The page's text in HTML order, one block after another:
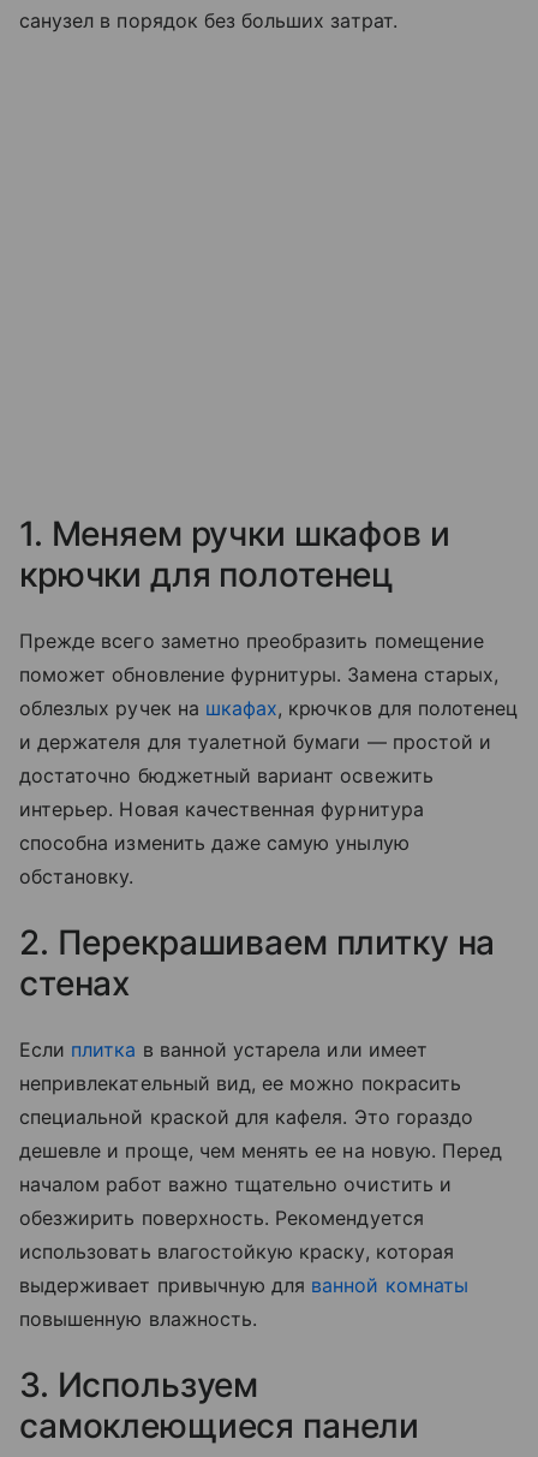
санузел в порядок без больших затрат.
1. Меняем ручки шкафов и
крючки для полотенец
Прежде всего заметно преобразить помещение
поможет обновление фурнитуры. Замена старых,
облезлых ручек на шкафах, крючков для полотенец
и держателя для туалетной бумаги — простой и
достаточно бюджетный вариант освежить
интерьер. Новая качественная фурнитура
способна изменить даже самую унылую
обстановку.
2. Перекрашиваем плитку на
стенах
Если плитка в ванной устарела или имеет
непривлекательный вид, ее можно покрасить
специальной краской для кафеля. Это гораздо
дешевле и проще, чем менять ее на новую. Перед
началом работ важно тщательно очистить и
обезжирить поверхность. Рекомендуется
использовать влагостойкую краску, которая
выдерживает привычную для ванной комнаты
повышенную влажность.
3. Используем
самоклеющиеся панели